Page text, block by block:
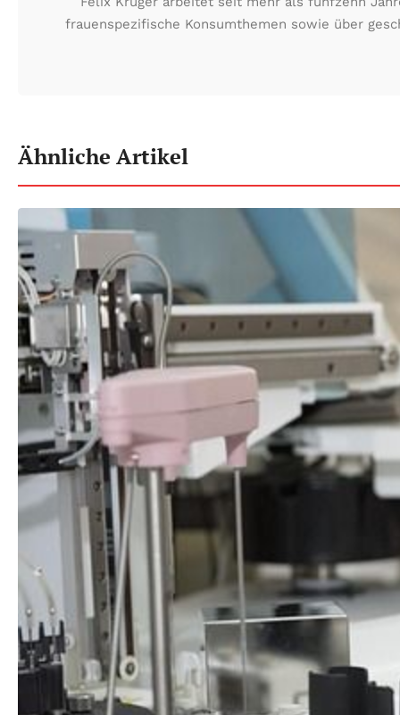
frauenspezifische Konsumthemen sowie über
Ähnliche Artikel